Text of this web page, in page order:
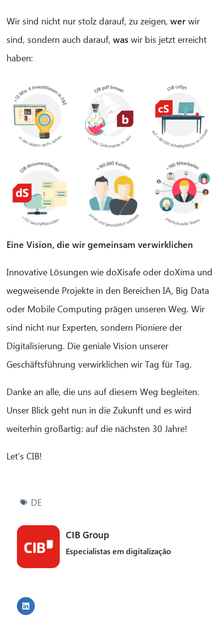
Wir sind nicht nur stolz darauf, zu zeigen,wer wir
sind, sondern auch darauf,was wir bis jetzt erreicht
haben:
Eine Vision, die wir gemeinsam verwirklichen
Innovative Lösungen wiedoXisafe oder doXima und
wegweisende Projekte in den BereichenIA, Big Data
oder Mobile Computing prägen unseren Weg. Wir
sind nicht nur Experten, sondern Pioniere der
Digitalisierung. Die geniale Vision unserer
Geschäftsführung verwirklichen wir Tag für Tag.
Danke an alle, die uns auf diesem Weg begleiten.
Unser Blick geht nun in die Zukunft und es wird
weiterhin großartig: auf die nächsten 30 Jahre!
Let’s CIB!
DE
CIB Group
Especialistas em digitalização